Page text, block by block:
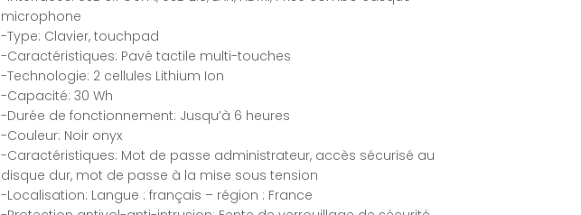
microphone
-Type: Clavier, touchpad
-Caractéristiques: Pavé tactile multi-touches
-Technologie: 2 cellules Lithium Ion
-Capacité: 30 Wh
-Durée de fonctionnement: Jusqu’à 6 heures
-Couleur: Noir onyx
-Caractéristiques: Mot de passe administrateur, accès sécurisé au
disque dur, mot de passe à la mise sous tension
-Localisation: Langue : français – région : France